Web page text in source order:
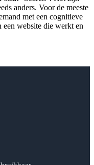
anders. Voor de meeste
met een cognitieve
een website die werkt en